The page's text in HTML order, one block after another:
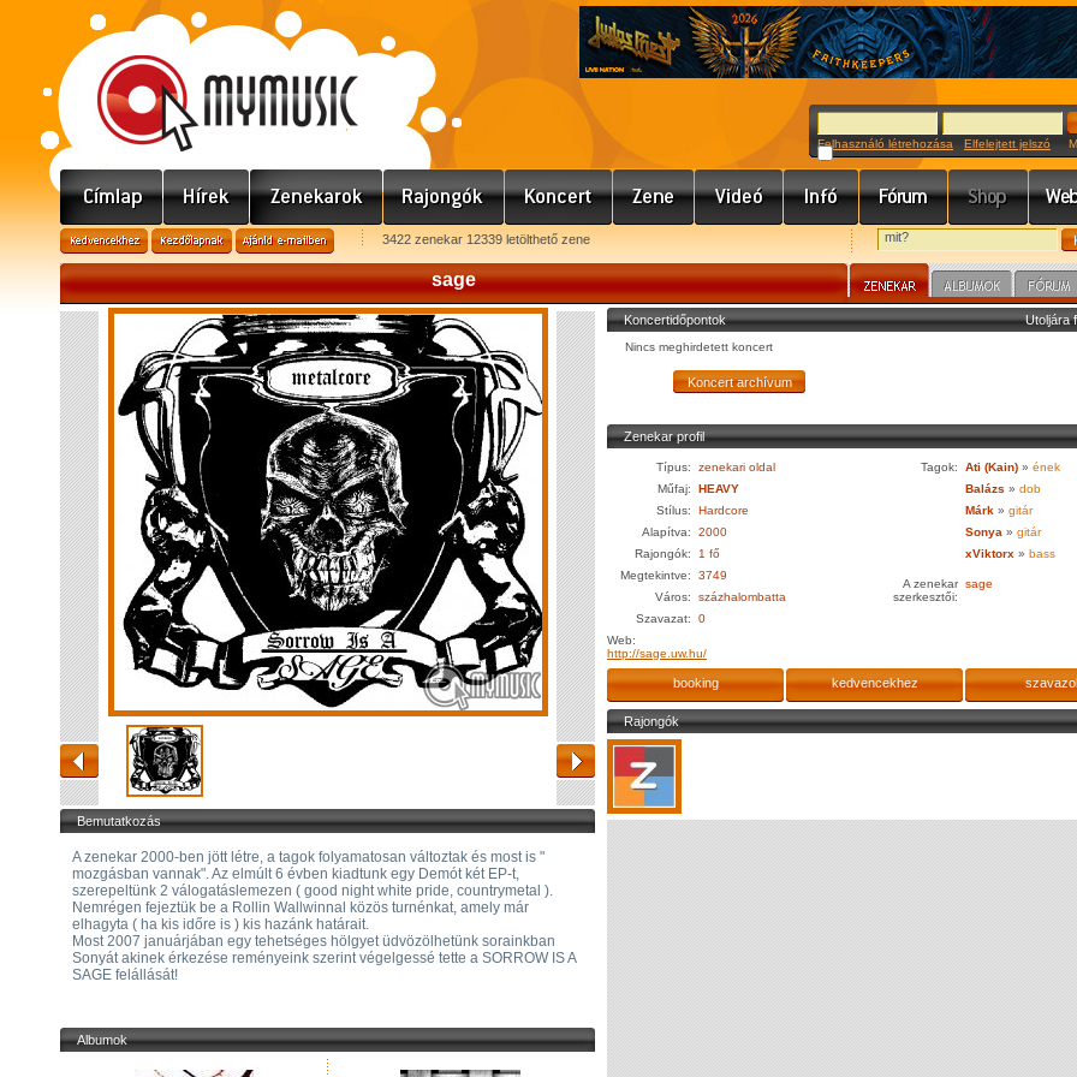
Felhasználó létrehozása Elfelejtett jelszó
3422 zenekar 12339 letölthető zene
sage
Bemutatkozás
A zenekar 2000-ben jött létre, a tagok folyamatosan változtak és most is "
mozgásban vannak". Az elmúlt 6 évben kiadtunk egy Demót két EP-t,
szerepeltünk 2 válogatáslemezen ( good night white pride, countrymetal ).
Nemrégen fejeztük be a Rollin Wallwinnal közös turnénkat, amely már
elhagyta ( ha kis időre is ) kis hazánk határait.
Most 2007 januárjában egy tehetséges hölgyet üdvözölhetünk sorainkban
Sonyát akinek érkezése reményeink szerint végelgessé tette a SORROW IS A
SAGE felállását!
Albumok
Utoljára
Koncertidőpontok
Nincs meghirdetett koncert
Zenekar profil
Típus:
zenekari oldal
Műfaj:
HEAVY
Stílus:
Hardcore
Alapítva:
2000
Rajongók:
1 fő
Megtekintve:
3749
Város:
százhalombatta
Szavazat:
0
Web:
http://sage.uw.hu/
Tagok: Ati (Kain) » ének
Balázs » dob
Márk » gitár
Sonya » gitár
xViktorx » bass
A zenekar
szerkesztői:
sage
booking kedvencekhez
Rajongók